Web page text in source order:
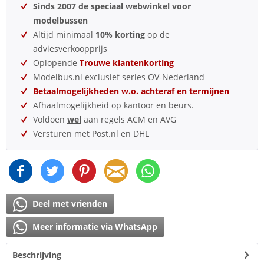
Sinds 2007 de speciaal webwinkel voor
modelbussen
Altijd minimaal 10% korting op de
adviesverkoopprijs
Oplopende Trouwe klantenkorting
Modelbus.nl exclusief series OV-Nederland
Betaalmogelijkheden w.o. achteraf en termijnen
Afhaalmogelijkheid op kantoor en beurs.
Voldoen wel aan regels ACM en AVG
Versturen met Post.nl en DHL
Deel met vrienden
Meer informatie via WhatsApp
Beschrijving